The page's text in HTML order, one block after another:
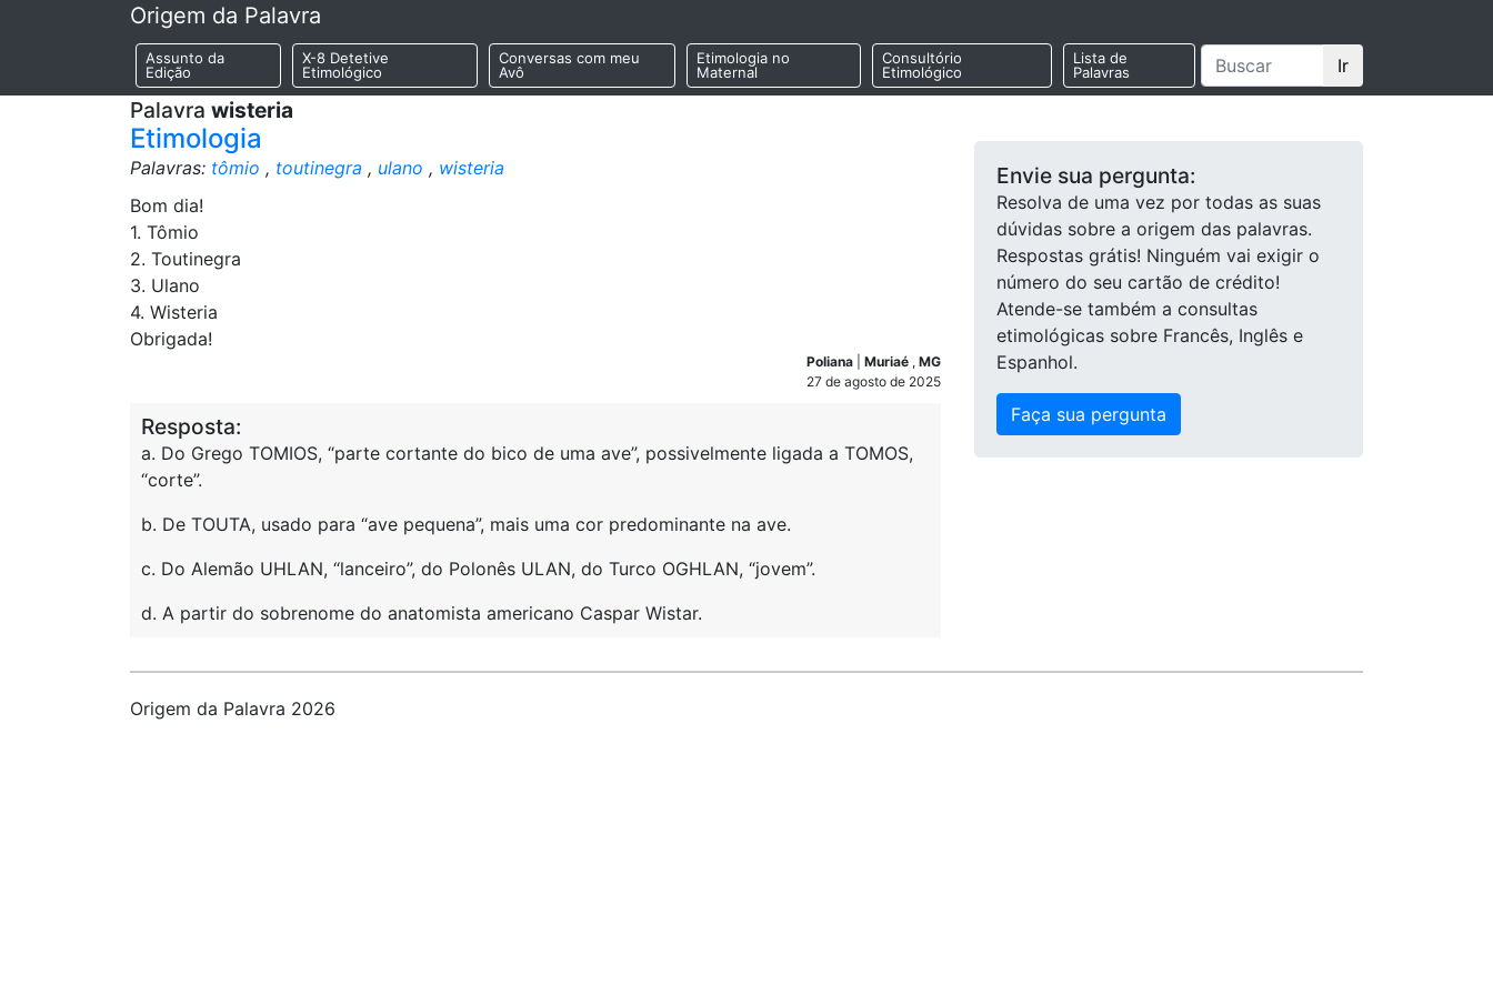
Origem da Palavra
Assunto da
Edição
X-8 Detetive
Etimológico
Conversas com meu
Avô
Etimologia no
Maternal
Consultório
Etimológico
Lista de
Palavras
Ir
Palavra wisteria
Etimologia
Palavras: tômio , toutinegra , ulano , wisteria
Bom dia!
1. Tômio
2. Toutinegra
3. Ulano
4. Wisteria
Obrigada!
Poliana Muriaé , MG
27 de agosto de 2025
Resposta:
a. Do Grego TOMIOS, “parte cortante do bico de uma ave”, possivelmente ligada a TOMOS,
“corte”.
b. De TOUTA, usado para “ave pequena”, mais uma cor predominante na ave.
c. Do Alemão UHLAN, “lanceiro”, do Polonês ULAN, do Turco OGHLAN, “jovem”.
d. A partir do sobrenome do anatomista americano Caspar Wistar.
Envie sua pergunta:
Resolva de uma vez por todas as suas
dúvidas sobre a origem das palavras.
Respostas grátis! Ninguém vai exigir o
número do seu cartão de crédito!
Atende-se também a consultas
etimológicas sobre Francês, Inglês e
Espanhol.
Faça sua pergunta
Origem da Palavra 2026